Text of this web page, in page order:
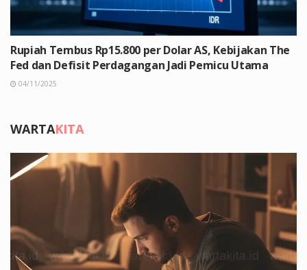
Rupiah Tembus Rp15.800 per Dolar AS, Kebijakan The
Fed dan Defisit Perdagangan Jadi Pemicu Utama
04/11/2025
WARTAKITA